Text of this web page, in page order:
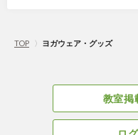
TOP 〉 ヨガウェア・グッズ
教室掲